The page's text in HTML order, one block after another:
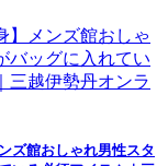
ズ館おしゃれ男性スタ